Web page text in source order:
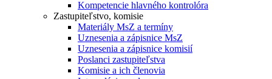
Kompetencie hlavného kontrolóra
Zastupiteľstvo, komisie
Materiály MsZ a termíny
Uznesenia a zápisnice MsZ
Uznesenia a zápisnice komisií
Poslanci zastupiteľstva
Komisie a ich členovia